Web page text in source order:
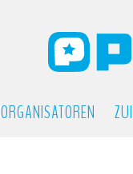
ORGANISATOREN